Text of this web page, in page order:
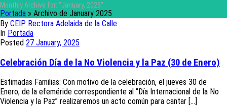
Monthly Archive for: "January, 2025"
Portada » Archivo de January 2025
By CEIP Rectora Adelaida de la Calle
In Portada
Posted 27 January, 2025
Celebración Día de la No Violencia y la Paz (30 de Enero)
Estimadas Familias: Con motivo de la celebración, el jueves 30 de
Enero, de la efeméride correspondiente al “Día Internacional de la No
Violencia y la Paz” realizaremos un acto común para cantar [...]